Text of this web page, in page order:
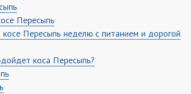
Пересыпь
Пересыпь неделю с питанием и дорогой
коса Пересыпь?